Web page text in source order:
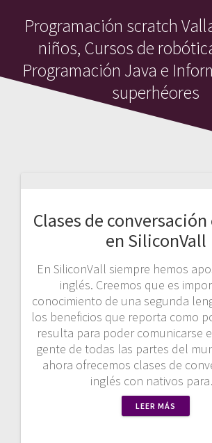
Programación scratch
niños, Cursos de
Programación Java e
superhéores
Clases de
en SiliconVall
En SiliconVall siempre hemos
inglés. Creemos que es
conocimiento de una segunda
los beneficios que reporta como
resulta para poder comunicarse
gente de todas las partes del
ahora ofrecemos clases de
inglés con nativos
LEER MÁS